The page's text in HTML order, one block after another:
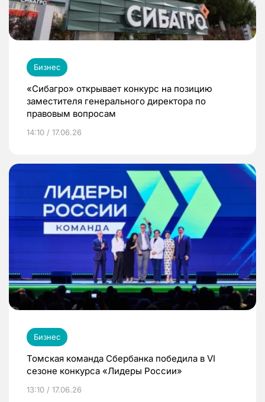
Бизнес
«Сибагро» открывает конкурс на позицию
заместителя генерального директора по
правовым вопросам
14:10 / 17.06.26
Бизнес
Томская команда Сбербанка победила в VI
сезоне конкурса «Лидеры России»
13:10 / 17.06.26